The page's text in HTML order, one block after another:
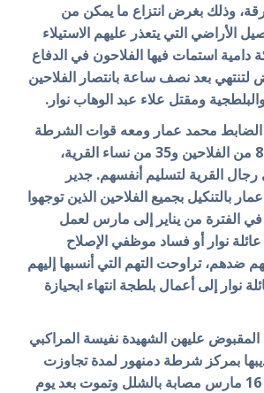
وذلك بغرض انتزاع ما يمكن من
الأراضي التي يتعذر عليهم الاستيلاء
دامية استمات فيها الفلاحون في الدفاع
بعد نصف ساعة بانتصار الفلاحين
ومقتل علاء عبد الوهاب نوار.
محمد عمار ومعه قوات الشرطة
وألقى القبض على 8 من الفلاحين و35 من نساء القرية،
القرية لتسليم أنفسهم. جدير
بالتنكيل بجميع الفلاحين الذين توجهوا
الفترة من يناير إلى مارس لعمل
نوار أو فساد موظفي الإصلاح
ضدهم، تراوحت التهم التي أنسبها إليهم
نوار إلى أعمال بلطجة انتهاء ابحيازة
عليهن الشهيدة نفيسة المراكبي
بمركز شرطة دمنهور لمدة تجاوزت
10 أيام، لتخرج في 16 مارس مصابة بالشلل وتموت بعد يوم